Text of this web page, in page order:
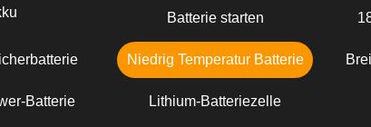
Batterie starten
Niedrig Temperatur Batterie
Batterie Lithium-Batteriezelle